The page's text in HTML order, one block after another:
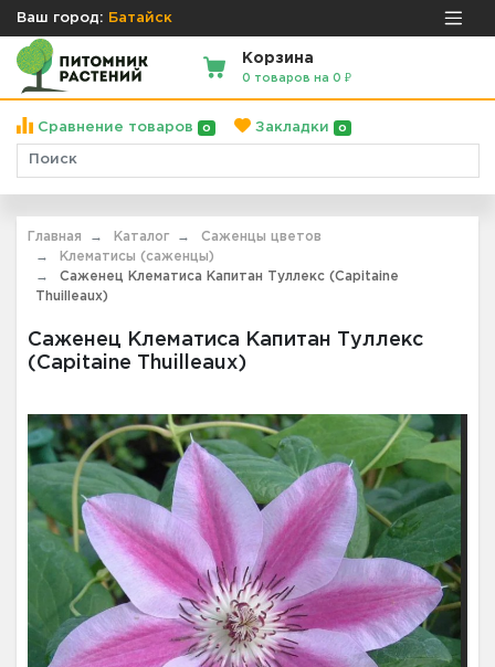
Ваш город: Батайск
Корзина
0 товаров на 0 ₽
Сравнение товаров 0 Закладки 0
Главная Каталог
Саженцы цветов
Клематисы (саженцы)
Саженец Клематиса Капитан Туллекс (Capitaine
Thuilleaux)
Саженец Клематиса Капитан Туллекс
(Capitaine Thuilleaux)